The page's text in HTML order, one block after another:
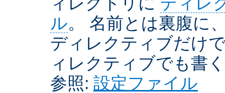
ル。 名前とは裏腹に
ディレクティブだけ
ィレクティブでも書
参照: 設定ファイル